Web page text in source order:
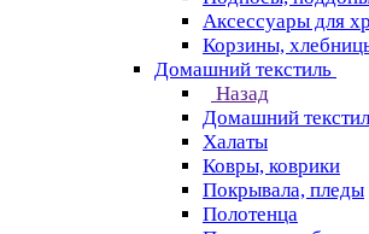
Аксессуары для
Корзины,
Домашний текстиль
Назад
Домашний
Халаты
Ковры, коврики
Покрывала, пледы
Полотенца